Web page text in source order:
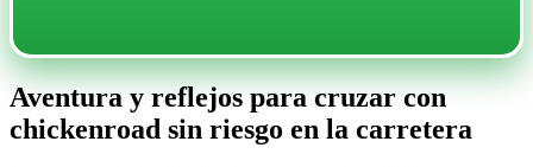
Aventura y reflejos para cruzar con
chickenroad sin riesgo en la carretera